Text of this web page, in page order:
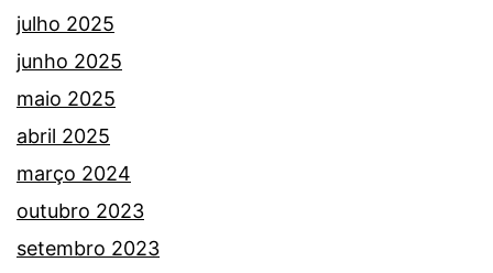
julho 2025
junho 2025
maio 2025
abril 2025
março 2024
outubro 2023
setembro 2023